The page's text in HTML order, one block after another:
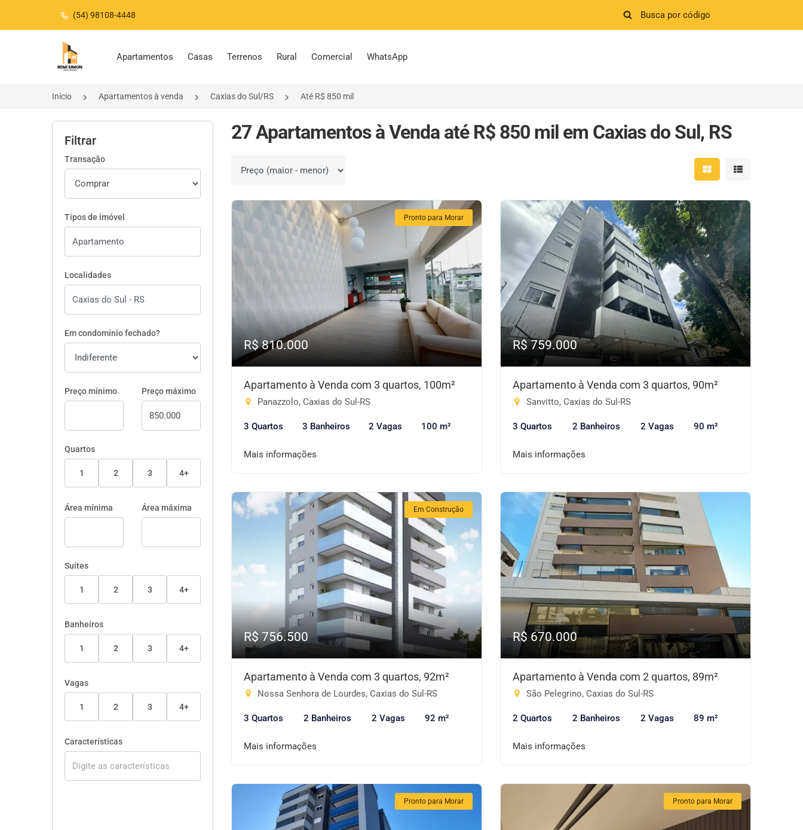
(54) 98108-4448
Página inicial
Apartamentos Casas Terrenos Rural Comercial WhatsApp
Início Apartamentos à venda Caxias do Sul/RS Até R$ 850 mil
Filtrar
Transação
Tipos de imóvel
Localidades
Em condomínio fechado?
Preço mínimo Preço máximo
Quartos
1 2 3 4+
Área mínima Área máxima
Suítes
1 2 3 4+
Banheiros
1 2 3 4+
Vagas
1 2 3 4+
Características
27 Apartamentos à Venda até R$ 850 mil em Caxias do Sul, RS
Ordenar por Mostrar resultados em
Mostrar
Pronto para Morar
R$ 810.000
Apartamento à Venda com 3 quartos, 100m²
Panazzolo, Caxias do Sul-RS
3 Quartos 3 Banheiros 2 Vagas 100 m²
Mais informações
R$ 759.000
Apartamento à Venda com 3 quartos, 90m²
Sanvitto, Caxias do Sul-RS
3 Quartos 2 Banheiros 2 Vagas 90 m²
Mais informações
Em Construção
R$ 756.500
Apartamento à Venda com 3 quartos, 92m²
Nossa Senhora de Lourdes, Caxias do Sul-RS
3 Quartos 2 Banheiros 2 Vagas 92 m²
Mais informações
R$ 670.000
Apartamento à Venda com 2 quartos, 89m²
São Pelegrino, Caxias do Sul-RS
2 Quartos 2 Banheiros 2 Vagas 89 m²
Mais informações
Pronto para Morar Pronto para Morar